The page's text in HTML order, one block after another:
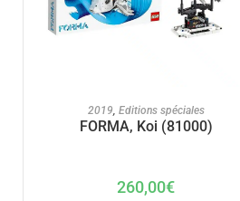
AJOUTER AU PANIER
2019, Editions spéciales
FORMA, Koi (81000)
260,00€